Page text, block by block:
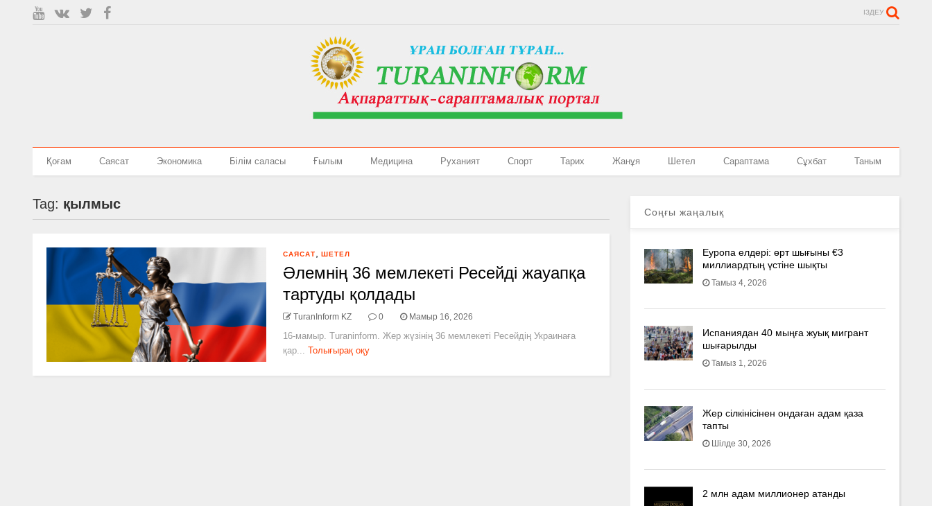
ІЗДЕУ
Қоғам Саясат Экономика Білім саласы Ғылым Медицина Руханият Спорт Тарих Жанұя Шетел Сараптама Сұхбат Таным
Tag: қылмыс
САЯСАТ ШЕТЕЛ
Әлемнің 36 мемлекеті Ресейді жауапқа
тартуды қолдады
TuranInform KZ 0 Мамыр 16, 2026
16-мамыр. Turaninform. Жер жүзінің 36 мемлекеті Ресейдің Украинаға
қар... Толығырақ оқу
Соңғы жаңалық
Еуропа елдері: өрт шығыны €3
миллиардтың үстіне шықты
Тамыз 4, 2026
Испаниядан 40 мыңға жуық мигрант
шығарылды
Тамыз 1, 2026
Жер сілкінісінен ондаған адам қаза
тапты
Шілде 30, 2026
2 млн адам миллионер атанды